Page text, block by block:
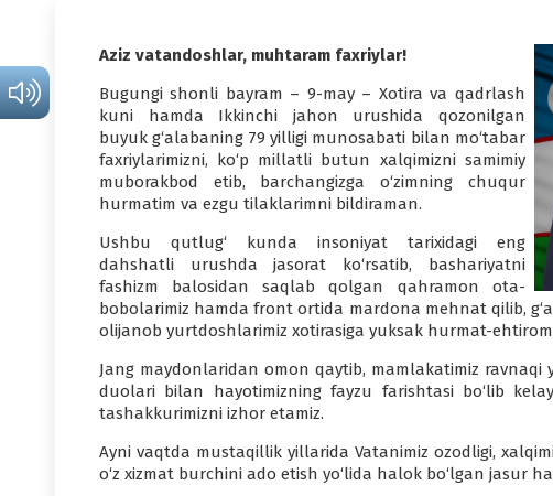
Aziz vatandoshlar, muhtaram faxriylar!
Bugungi shonli bayram – 9-may – Xotira va qadrlash
kuni hamda Ikkinchi jahon urushida qozonilgan
buyuk g‘alabaning 79 yilligi munosabati bilan mo‘tabar
faxriylarimizni, ko‘p millatli butun xalqimizni samimiy
muborakbod etib, barchangizga o‘zimning chuqur
hurmatim va ezgu tilaklarimni bildiraman.
Ushbu qutlug‘ kunda insoniyat tarixidagi eng
dahshatli urushda jasorat ko‘rsatib, bashariyatni
fashizm balosidan saqlab qolgan qahramon ota-
bobolarimiz hamda front ortida mardona mehnat qilib,
olijanob yurtdoshlarimiz xotirasiga yuksak hurmat-
Jang maydonlaridan omon qaytib, mamlakatimiz
duolari bilan hayotimizning fayzu farishtasi bo‘lib
tashakkurimizni izhor etamiz.
Ayni vaqtda mustaqillik yillarida Vatanimiz ozodligi,
o‘z xizmat burchini ado etish yo‘lida halok bo‘lgan jasur